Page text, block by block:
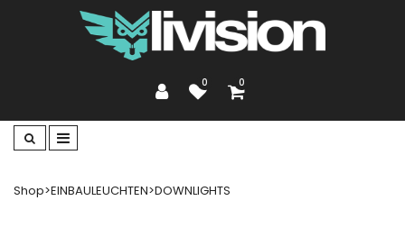
0 0
Shop>EINBAULEUCHTEN>DOWNLIGHTS